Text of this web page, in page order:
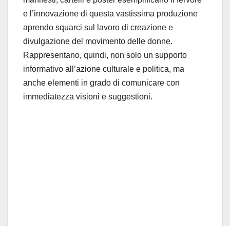
e l’innovazione di questa vastissima produzione
aprendo squarci sul lavoro di creazione e
divulgazione del movimento delle donne.
Rappresentano, quindi, non solo un supporto
informativo all’azione culturale e politica, ma
anche elementi in grado di comunicare con
immediatezza visioni e suggestioni.